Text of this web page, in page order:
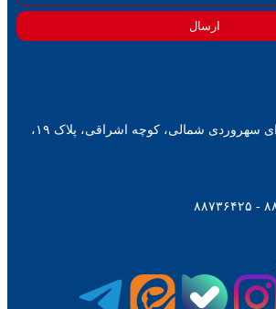
ارسال
تهران، سیدخندان، ابتدای سهروردی شمالی، کوچه اشراقی، پلاک ۱۹،